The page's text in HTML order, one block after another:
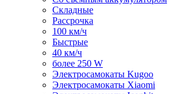
Складные
Рассрочка
100 км/ч
Быстрые
40 км/ч
более 250 W
Электросамокаты Kugoo
Электросамокаты Xiaomi